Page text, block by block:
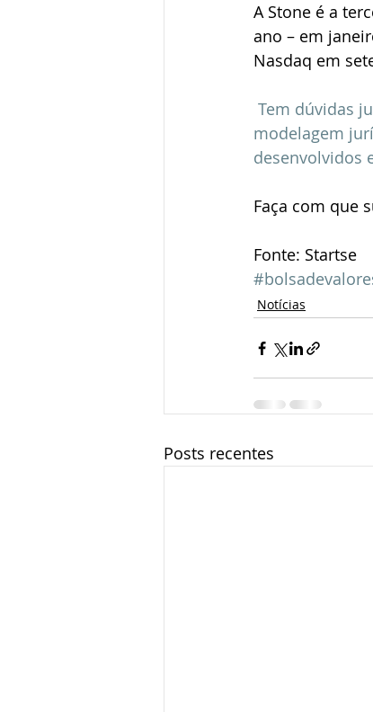
A Stone é a
ano – em
Nasdaq em
Tem dúvidas
modelagem
desenvolvidos
Faça com que
Fonte: Startse
Notícias
Posts recentes